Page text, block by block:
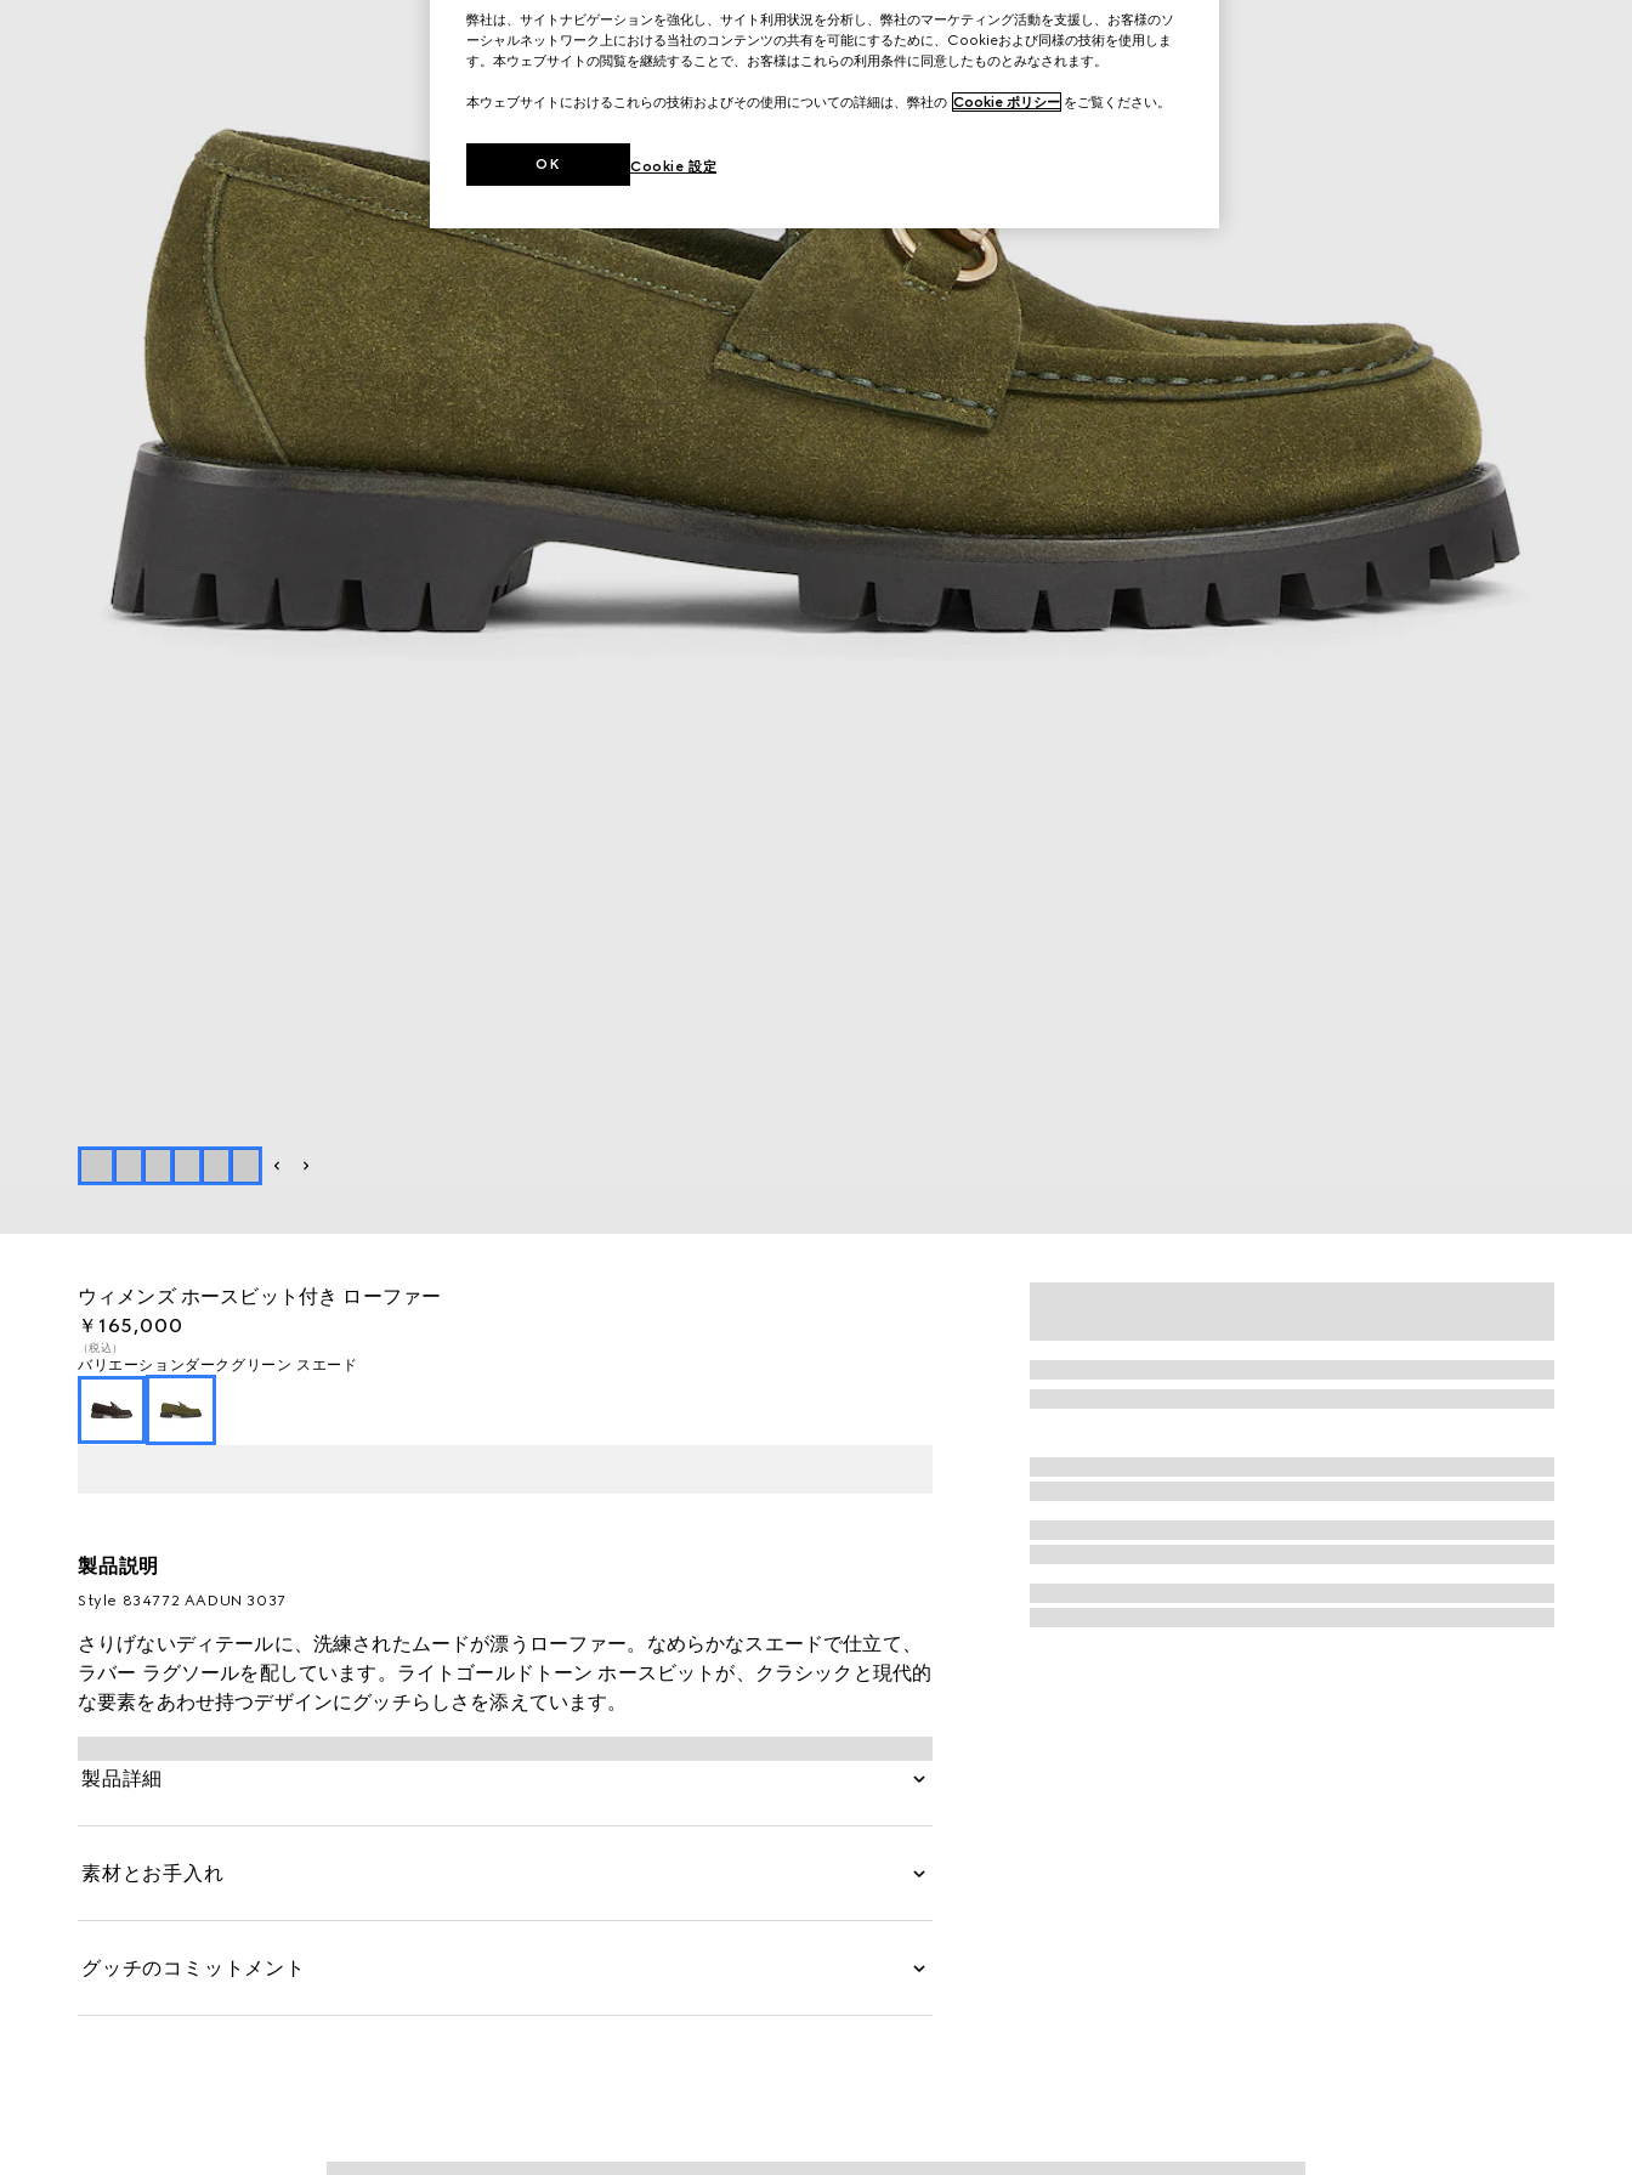
ウィメンズ ホースビット付き ローファー
￥165,000
（税込）
バリエーションダークグリーン スエード
製品説明
Style ‎834772 AADUN 3037
さりげないディテールに、洗練されたムードが漂うローファー。なめらかなスエードで仕立て、
ラバー ラグソールを配しています。ライトゴールドトーン ホースビットが、クラシックと現代的
な要素をあわせ持つデザインにグッチらしさを添えています。
製品詳細
素材とお手入れ
グッチのコミットメント
弊社は、サイトナビゲーションを強化し、サイト利用状況を分析し、弊社のマーケティング活動を支援し、お客様のソ
ーシャルネットワーク上における当社のコンテンツの共有を可能にするために、Cookieおよび同様の技術を使用しま
す。本ウェブサイトの閲覧を継続することで、お客様はこれらの利用条件に同意したものとみなされます。
本ウェブサイトにおけるこれらの技術およびその使用についての詳細は、弊社の Cookie ポリシー をご覧ください。
Cookie 設定
OK